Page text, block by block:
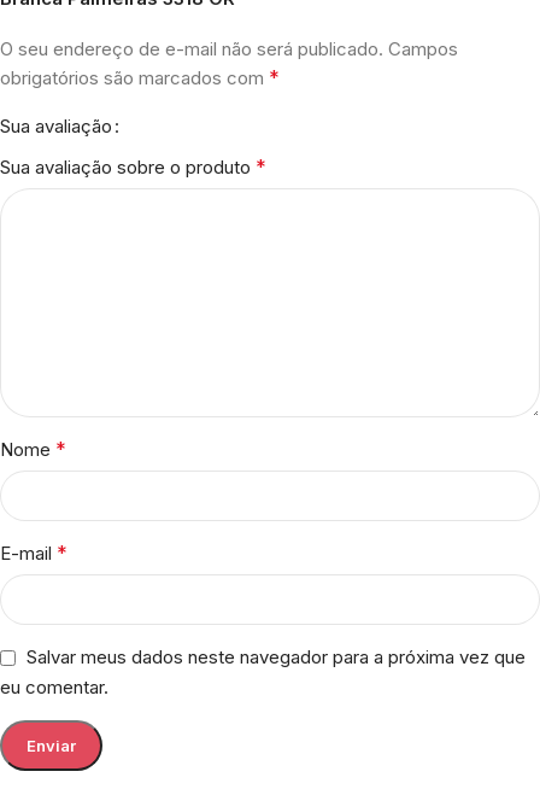
O seu endereço de e-mail não será publicado. Campos
obrigatórios são marcados com *
Sua avaliação
Sua avaliação sobre o produto *
Nome *
E-mail *
Salvar meus dados neste navegador para a próxima vez que
eu comentar.